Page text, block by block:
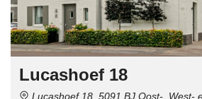
Lucashoef 18
Lucashoef 18, 5091 BJ Oost-, West-